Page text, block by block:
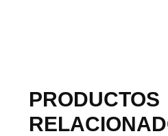
PRODUCTOS